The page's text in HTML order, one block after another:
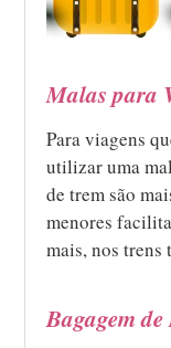
Malas para
Para viagens
utilizar uma
de trem são
menores
mais, nos trens
Bagagem